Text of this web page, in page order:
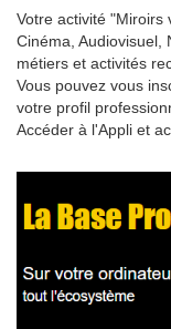
Votre activité "Miroirs
Cinéma, Audiovisuel,
métiers et activités
Vous pouvez vous
votre profil
Accéder à l'Appli et